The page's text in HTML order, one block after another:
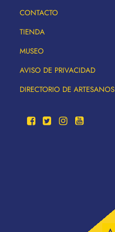
CONTACTO
TIENDA
MUSEO
AVISO DE PRIVACIDAD
DIRECTORIO DE ARTESANOS